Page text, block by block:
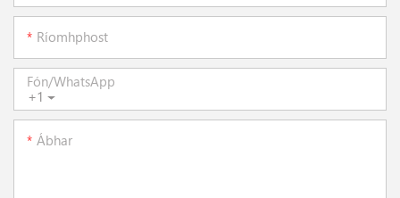
Ríomhphost
+1
Fón/whatsApp
Ábhar